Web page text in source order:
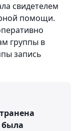
свидетелем
помощи.
группы в
запись